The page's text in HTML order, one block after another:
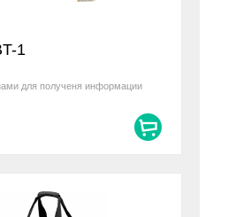
1
для полученя информации